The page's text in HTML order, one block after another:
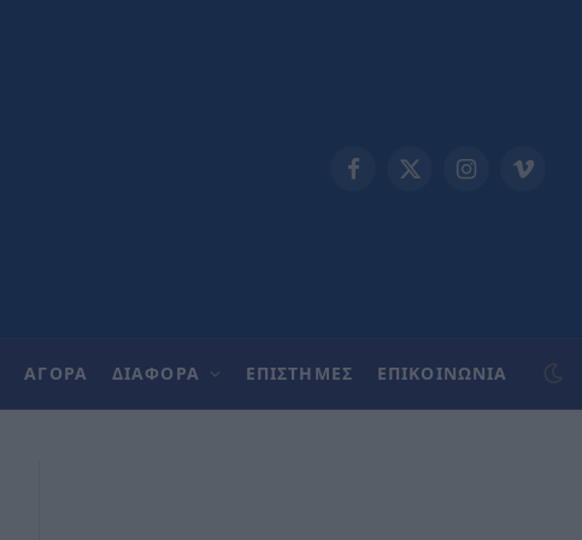
Facebook
X
InstagramVimeo
ΑΓΟΡΑ ΔΙΑΦΟΡΑ ΕΠΙΣΤΗΜΕΣ ΕΠΙΚΟΙΝΩΝΊΑ